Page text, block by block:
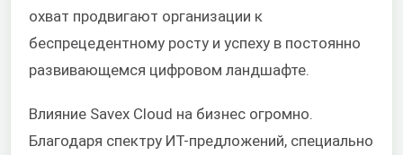
охват продвигают организации к
беспрецедентному росту и успеху в постоянно
развивающемся цифровом ландшафте.
Влияние Savex Cloud на бизнес огромно.
Благодаря спектру ИТ-предложений, специально